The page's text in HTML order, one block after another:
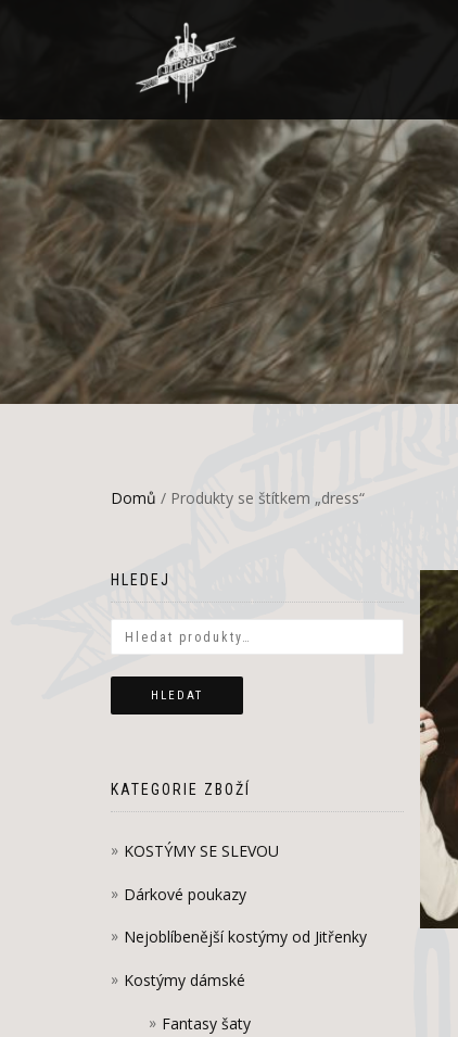
Domů / Produkty se štítkem „dress“
HLEDEJ
HLEDAT
KATEGORIE ZBOŽÍ
KOSTÝMY SE SLEVOU
Dárkové poukazy
Nejoblíbenější kostýmy od Jitřenky
Kostýmy dámské
Fantasy šaty